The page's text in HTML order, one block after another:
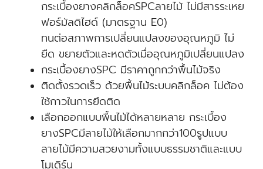
กระเบื้องยางคลิกล็อคSPCลายไม้ ไม่มีสารระเหย
ฟอร์มัลดิไฮด์ (มาตรฐาน E0)
ทนต่อสภาพการเปลี่ยนแปลงของอุณหภูมิ ไม่
ยืด ขยายตัวและหดตัวเมื่ออุณหภูมิเปลี่ยนแปลง
กระเบื้องยางSPC มีราคาถูกกว่าพื้นไม้จริง
ติดตั้งรวดเร็ว ด้วยพื้นไม้ระบบคลิกล็อค ไม่ต้อง
ใช้กาวในการยึดติด
เลือกออกแบบพื้นไม้ได้หลายหลาย กระเบื้อง
ยางSPCมีลายไม้ให้เลือกมากกว่า100รูปแบบ
ลายไม้มีความสวยงามทั้งแบบธรรมชาติและแบบ
โมเดิร์น